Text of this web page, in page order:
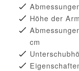
Höhe der
cm